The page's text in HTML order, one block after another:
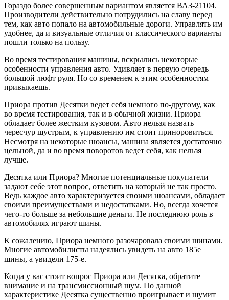
Гораздо более совершенным вариантом является ВАЗ-21104.
Производители действительно потрудились на славу перед
тем, как авто попало на автомобильные дороги. Управлять им
удобнее, да и визуальные отличия от классического варианты
пошли только на пользу.
Во время тестирования машины, вскрылись некоторые
особенности управления авто. Удивляет в первую очередь
большой люфт руля. Но со временем к этим особенностям
привыкаешь.
Приора против Десятки ведет себя немного по-другому, как
во время тестирования, так и в обычной жизни. Приора
обладает более жестким кузовом. Авто нельзя назвать
чересчур шустрым, к управлению им стоит приноровиться.
Несмотря на некоторые нюансы, машина является достаточно
цельной, да и во время поворотов ведет себя, как нельзя
лучше.
Десятка или Приора? Многие потенциальные покупатели
задают себе этот вопрос, ответить на который не так просто.
Ведь каждое авто характеризуется своими нюансами, обладает
своими преимуществами и недостатками. Но, всегда хочется
чего-то больше за небольшие деньги. Не последнюю роль в
автомобилях играют шины.
К сожалению, Приора немного разочаровала своими шинами.
Многие автомобилисты надеялись увидеть на авто 185е
шины, а увидели 175-е.
Когда у вас стоит вопрос Приора или Десятка, обратите
внимание и на трансмиссионный шум. По данной
характеристике Десятка существенно проигрывает и шумит